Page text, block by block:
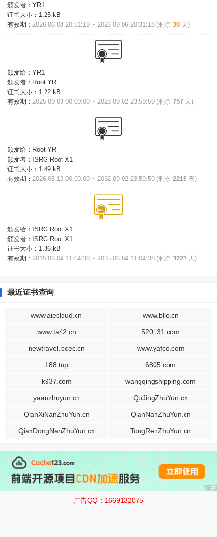
颁发者： YR1
证书大小： 1.25 kB
有效期： 2026-06-08 20:31:19 ~ 2026-09-06 20:31:18 (剩余 30 天)
颁发给： YR1
颁发者： Root YR
证书大小： 1.22 kB
有效期： 2025-09-03 00:00:00 ~ 2028-09-02 23:59:59 (剩余 757 天)
颁发给： Root YR
颁发者： ISRG Root X1
证书大小： 1.49 kB
有效期： 2026-05-13 00:00:00 ~ 2032-09-02 23:59:59 (剩余 2218 天)
颁发给： ISRG Root X1
颁发者： ISRG Root X1
证书大小： 1.36 kB
有效期： 2015-06-04 11:04:38 ~ 2035-06-04 11:04:38 (剩余 3223 天)
最近证书查询
www.aiecloud.cn www.bllo.cn
www.ta42.cn 520131.com
newtravel.iccec.cn www.yafco.com
188.top 6805.com
k937.com wangqingshipping.com
yaanzhuyun.cn QuJingZhuYun.cn
QianXiNanZhuYun.cn QianNanZhuYun.cn
QianDongNanZhuYun.cn TongRenZhuYun.cn
广告QQ：1669132075